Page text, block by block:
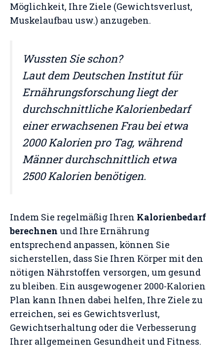
Möglichkeit, Ihre Ziele (Gewichtsverlust,
Muskelaufbau usw.) anzugeben.
Wussten Sie schon?
Laut dem Deutschen Institut für
Ernährungsforschung liegt der
durchschnittliche Kalorienbedarf
einer erwachsenen Frau bei etwa
2000 Kalorien pro Tag, während
Männer durchschnittlich etwa
2500 Kalorien benötigen.
Indem Sie regelmäßig Ihren Kalorienbedarf
berechnen und Ihre Ernährung
entsprechend anpassen, können Sie
sicherstellen, dass Sie Ihren Körper mit den
nötigen Nährstoffen versorgen, um gesund
zu bleiben. Ein ausgewogener 2000-Kalorien
Plan kann Ihnen dabei helfen, Ihre Ziele zu
erreichen, sei es Gewichtsverlust,
Gewichtserhaltung oder die Verbesserung
Ihrer allgemeinen Gesundheit und Fitness.